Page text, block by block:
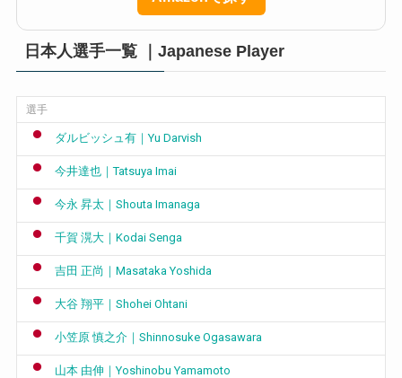
日本人選手一覧 ｜Japanese Player
選手
ダルビッシュ有｜Yu Darvish
今井達也｜Tatsuya Imai
今永 昇太｜Shouta Imanaga
千賀 滉大｜Kodai Senga
吉田 正尚｜Masataka Yoshida
大谷 翔平｜Shohei Ohtani
小笠原 慎之介｜Shinnosuke Ogasawara
山本 由伸｜Yoshinobu Yamamoto